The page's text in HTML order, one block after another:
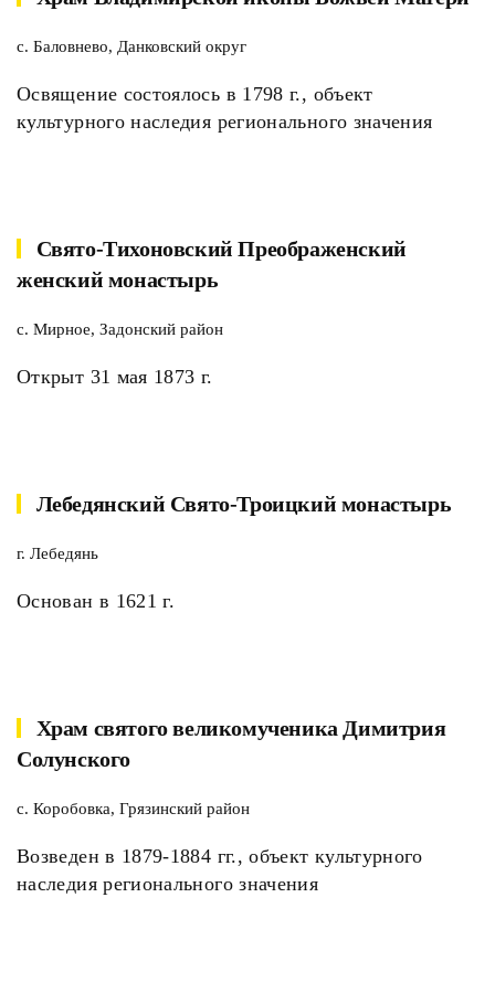
с. Баловнево, Данковский округ
Освящение состоялось в 1798 г., объект
культурного наследия регионального значения
Свято-Тихоновский Преображенский
женский монастырь
с. Мирное, Задонский район
Открыт 31 мая 1873 г.
Лебедянский Свято-Троицкий монастырь
г. Лебедянь
Основан в 1621 г.
Храм святого великомученика Димитрия
Солунского
с. Коробовка, Грязинский район
Возведен в 1879-1884 гг., объект культурного
наследия регионального значения